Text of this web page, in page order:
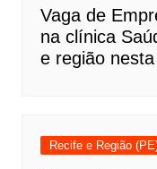
Vaga de
na clínica
e região
Recife e Região